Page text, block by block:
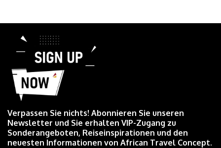
Verpassen Sie nichts! Abonnieren Sie unseren
Newsletter und Sie erhalten VIP-Zugang zu
Sonderangeboten, Reiseinspirationen und den
neuesten Informationen von African Travel Concept.